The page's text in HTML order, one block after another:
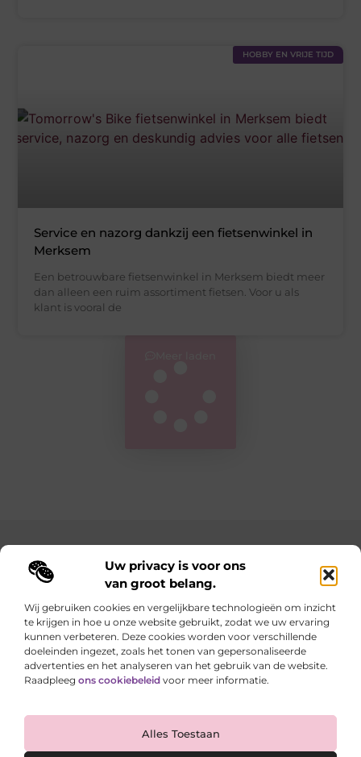
Uw privacy is voor ons
van groot belang.
Wij gebruiken cookies en vergelijkbare technologieën om inzicht
te krijgen in hoe u onze website gebruikt, zodat we uw ervaring
kunnen verbeteren. Deze cookies worden voor verschillende
doeleinden ingezet, zoals het tonen van gepersonaliseerde
advertenties en het analyseren van het gebruik van de website.
Raadpleeg ons cookiebeleid voor meer informatie.
Alles Toestaan
HOBBY EN VRIJE TIJD
Service en nazorg dankzij een fietsenwinkel in
Merksem
Een betrouwbare fietsenwinkel in Merksem biedt meer
dan alleen een ruim assortiment fietsen. Voor u als
klant is vooral de
Main Links
Elke dag iets nieuws op lindart.be
Laat je verrassen door creatieve blogs vol inspiratie,